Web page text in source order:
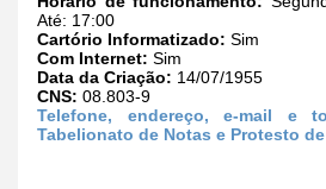
Até: 17:00
Cartório Informatizado: Sim
Com Internet: Sim
Data da Criação: 14/07/1955
CNS: 08.803-9
Telefone, endereço, e-mail e
Tabelionato de Notas e Protesto